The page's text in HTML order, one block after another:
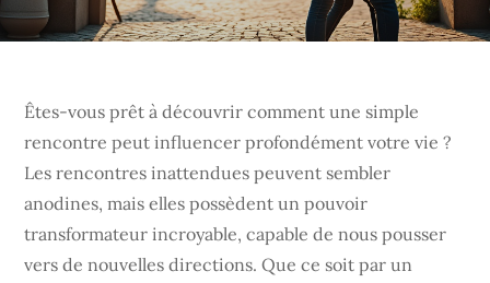
Êtes-vous prêt à découvrir comment une simple
rencontre peut influencer profondément votre vie ?
Les rencontres inattendues peuvent sembler
anodines, mais elles possèdent un pouvoir
transformateur incroyable, capable de nous pousser
vers de nouvelles directions. Que ce soit par un